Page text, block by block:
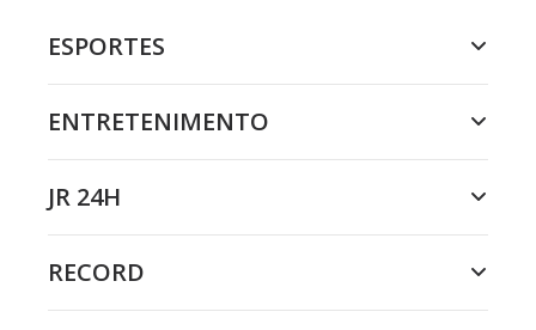
ESPORTES
ENTRETENIMENTO
JR 24H
RECORD